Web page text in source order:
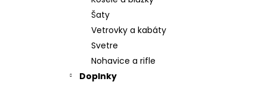
Šaty
Vetrovky a kabáty
Svetre
Nohavice a rifle
Doplnky
POHÁR K VÝROČIU
€18,90